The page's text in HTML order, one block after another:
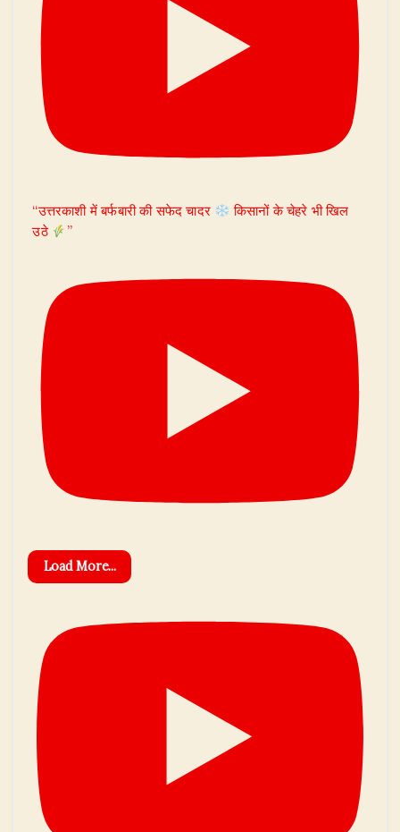
“उत्तरकाशी में बर्फबारी की सफेद चादर
किसानों के चेहरे भी खिल
उठे
”
Load More...